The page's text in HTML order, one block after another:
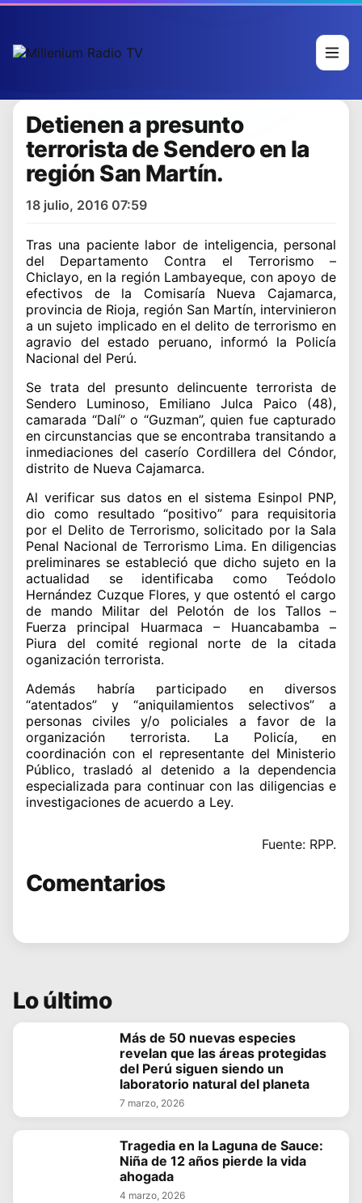
Detienen a presunto
terrorista de Sendero en la
región San Martín.
18 julio, 2016 07:59
Tras una paciente labor de inteligencia, personal
del Departamento Contra el Terrorismo –
Chiclayo, en la región Lambayeque, con apoyo de
efectivos de la Comisaría Nueva Cajamarca,
provincia de Rioja, región San Martín, intervinieron
a un sujeto implicado en el delito de terrorismo en
agravio del estado peruano, informó la Policía
Nacional del Perú.
Se trata del presunto delincuente terrorista de
Sendero Luminoso, Emiliano Julca Paico (48),
camarada “Dalí” o “Guzman”, quien fue capturado
en circunstancias que se encontraba transitando a
inmediaciones del caserío Cordillera del Cóndor,
distrito de Nueva Cajamarca.
Al verificar sus datos en el sistema Esinpol PNP,
dio como resultado “positivo” para requisitoria
por el Delito de Terrorismo, solicitado por la Sala
Penal Nacional de Terrorismo Lima. En diligencias
preliminares se estableció que dicho sujeto en la
actualidad se identificaba como Teódolo
Hernández Cuzque Flores, y que ostentó el cargo
de mando Militar del Pelotón de los Tallos –
Fuerza principal Huarmaca – Huancabamba –
Piura del comité regional norte de la citada
oganización terrorista.
Además habría participado en diversos
“atentados” y “aniquilamientos selectivos” a
personas civiles y/o policiales a favor de la
organización terrorista. La Policía, en
coordinación con el representante del Ministerio
Público, trasladó al detenido a la dependencia
especializada para continuar con las diligencias e
investigaciones de acuerdo a Ley.
Fuente: RPP.
Comentarios
Lo último
Más de 50 nuevas especies
revelan que las áreas protegidas
del Perú siguen siendo un
laboratorio natural del planeta
7 marzo, 2026
Tragedia en la Laguna de Sauce:
Niña de 12 años pierde la vida
ahogada
4 marzo, 2026